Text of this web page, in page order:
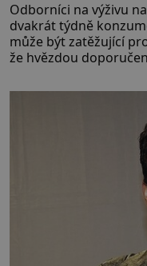
Odborníci na výživu
dvakrát týdně
může být zatěžující
že hvězdou